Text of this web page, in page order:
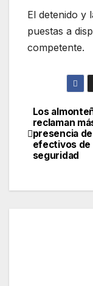
El detenido y
puestas a
competente.
de
Los
reclaman
presencia de
efectivos de
seguridad